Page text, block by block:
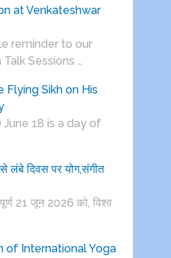
at Venkateshwar
reminder to our
Sessions …
Flying Sikh on His
June 18 is a day of
लंबे दिवस पर योग,संगीत
21 जून 2026 को, विश्व
of International Yoga